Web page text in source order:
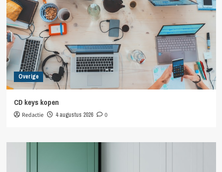
Overige
CD keys kopen
Redactie 4 augustus 2026 0